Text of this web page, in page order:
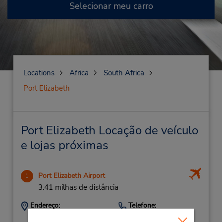
Selecionar meu carro
Locations Africa
South Africa
Port Elizabeth
Port Elizabeth Locação de veículo
e lojas próximas
1 Port Elizabeth Airport
3.41 milhas de distância
Endereço:
Telefone: